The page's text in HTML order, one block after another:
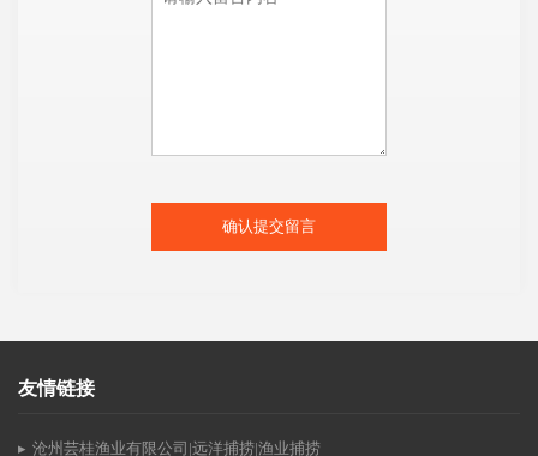
确认提交留言
友情链接
沧州芸桂渔业有限公司|远洋捕捞|渔业捕捞